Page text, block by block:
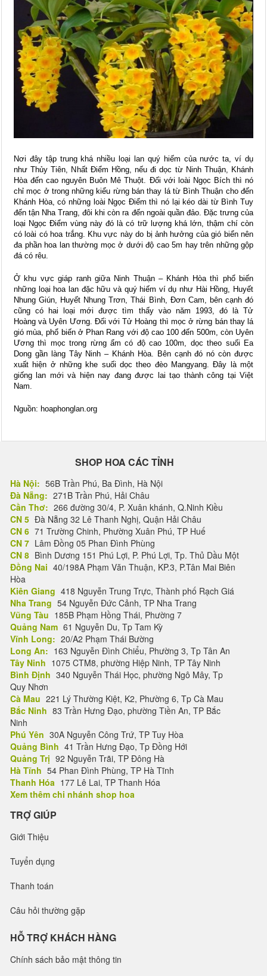
Nơi đây tập trung khá nhiều loại lan quý hiếm của nước ta, ví dụ
như Thủy Tiên, Nhất Điểm Hồng, nếu đi dọc từ Ninh Thuận, Khánh
Hòa đến cao nguyên Buôn Mê Thuột. Đối với loài Ngọc Bích thì nó
chỉ mọc ở trong những kiểu rừng bán thay lá từ Bình Thuận cho đến
Khánh Hòa, có những loài Ngọc Điểm thì nó lại kéo dài từ Bình Tuy
đến tận Nha Trang, đôi khi còn ra đến ngoài quần đảo. Đặc trưng của
loại Ngọc Điểm vùng này đó là có trữ lượng khá lớn, thậm chí còn
có loài có hoa trắng. Khu vực này do bị ảnh hưởng của gió biển nên
đa phần hoa lan thường mọc ở dưới độ cao 5m hay trên những gộp
đá có rêu.
Ở khu vực giáp ranh giữa Ninh Thuận – Khánh Hòa thì phổ biến
những loại hoa lan đặc hữu và quý hiếm ví dụ như Hài Hồng, Huyết
Nhung Giún, Huyết Nhung Trơn, Thái Bình, Đơn Cam, bên cạnh đó
cũng có hai loại mới được tìm thấy vào năm 1993, đó là Tử
Hoàng và Uyên Ương. Đối với Tử Hoàng thì mọc ở rừng bán thay lá
gió mùa, phổ biến ở Phan Rang với độ cao 100 đến 500m, còn Uyên
Ương thì mọc trong rừng ẩm có độ cao 100m, dọc theo suối Ea
Dong gần làng Tây Ninh – Khánh Hòa. Bên cạnh đó nó còn được
xuất hiện ở những khe suối dọc theo đèo Mangyang. Đây là một
giống lan mới và hiện nay đang được lai tạo thành công tại Việt
Nam.
Nguồn: hoaphonglan.org
SHOP HOA CÁC TỈNH
Hà Nội: 56B Trần Phú, Ba Đình, Hà Nội
Đà Nẵng: 271B Trần Phú, Hải Châu
Cần Thơ: 266 đường 30/4, P. Xuân khánh, Q.Ninh Kiều
CN 5 Đà Nẵng 32 Lê Thanh Nghị, Quận Hải Châu
CN 6 71 Trường Chinh, Phường Xuân Phú, TP Huế
CN 7 Lâm Đồng 05 Phan Đình Phùng
CN 8 Bình Dương 151 Phú Lợi, P. Phú Lợi, Tp. Thủ Dầu Một
Đồng Nai 40/198A Phạm Văn Thuận, KP.3, P.Tân Mai Biên
Hòa
Kiên Giang 418 Nguyễn Trung Trực, Thành phố Rạch Giá
Nha Trang 54 Nguyễn Đức Cảnh, TP Nha Trang
Vũng Tàu 185B Phạm Hồng Thái, Phường 7
Quảng Nam 61 Nguyễn Du, Tp Tam Kỳ
Vĩnh Long: 20/A2 Phạm Thái Bường
Long An: 163 Nguyễn Đình Chiểu, Phường 3, Tp Tân An
Tây Ninh 1075 CTM8, phường Hiệp Ninh, TP Tây Ninh
Bình Định 340 Nguyễn Thái Học, phường Ngô Mây, Tp
Quy Nhơn
Cà Mau 221 Lý Thường Kiệt, K2, Phường 6, Tp Cà Mau
Bắc Ninh 83 Trần Hưng Đạo, phường Tiền An, TP Bắc
Ninh
Phú Yên 30A Nguyễn Công Trứ, TP Tuy Hòa
Quảng Bình 41 Trần Hưng Đạo, Tp Đồng Hới
Quảng Trị 92 Nguyễn Trãi, TP Đông Hà
Hà Tĩnh 54 Phan Đình Phùng, TP Hà Tĩnh
Thanh Hóa 177 Lê Lai, TP Thanh Hóa
Xem thêm chi nhánh shop hoa
TRỢ GIÚP
Giới Thiệu
Tuyển dụng
Thanh toán
Câu hỏi thường gặp
HỖ TRỢ KHÁCH HÀNG
Chính sách bảo mật thông tin